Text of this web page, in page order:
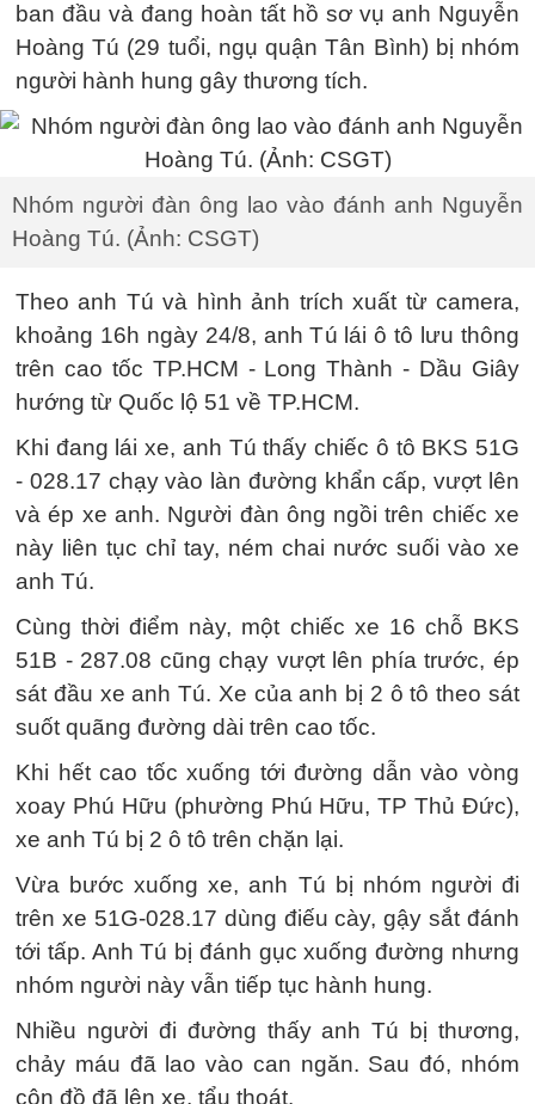
ban đầu và đang hoàn tất hồ sơ vụ anh Nguyễn
Hoàng Tú (29 tuổi, ngụ quận Tân Bình) bị nhóm
người hành hung gây thương tích.
Nhóm người đàn ông lao vào đánh anh Nguyễn
Hoàng Tú. (Ảnh: CSGT)
Theo anh Tú và hình ảnh trích xuất từ camera,
khoảng 16h ngày 24/8, anh Tú lái ô tô lưu thông
trên cao tốc TP.HCM - Long Thành - Dầu Giây
hướng từ Quốc lộ 51 về TP.HCM.
Khi đang lái xe, anh Tú thấy chiếc ô tô BKS 51G
- 028.17 chạy vào làn đường khẩn cấp, vượt lên
và ép xe anh. Người đàn ông ngồi trên chiếc xe
này liên tục chỉ tay, ném chai nước suối vào xe
anh Tú.
Cùng thời điểm này, một chiếc xe 16 chỗ BKS
51B - 287.08 cũng chạy vượt lên phía trước, ép
sát đầu xe anh Tú. Xe của anh bị 2 ô tô theo sát
suốt quãng đường dài trên cao tốc.
Khi hết cao tốc xuống tới đường dẫn vào vòng
xoay Phú Hữu (phường Phú Hữu, TP Thủ Đức),
xe anh Tú bị 2 ô tô trên chặn lại.
Vừa bước xuống xe, anh Tú bị nhóm người đi
trên xe 51G-028.17 dùng điếu cày, gậy sắt đánh
tới tấp. Anh Tú bị đánh gục xuống đường nhưng
nhóm người này vẫn tiếp tục hành hung.
Nhiều người đi đường thấy anh Tú bị thương,
chảy máu đã lao vào can ngăn. Sau đó, nhóm
côn đồ đã lên xe, tẩu thoát.